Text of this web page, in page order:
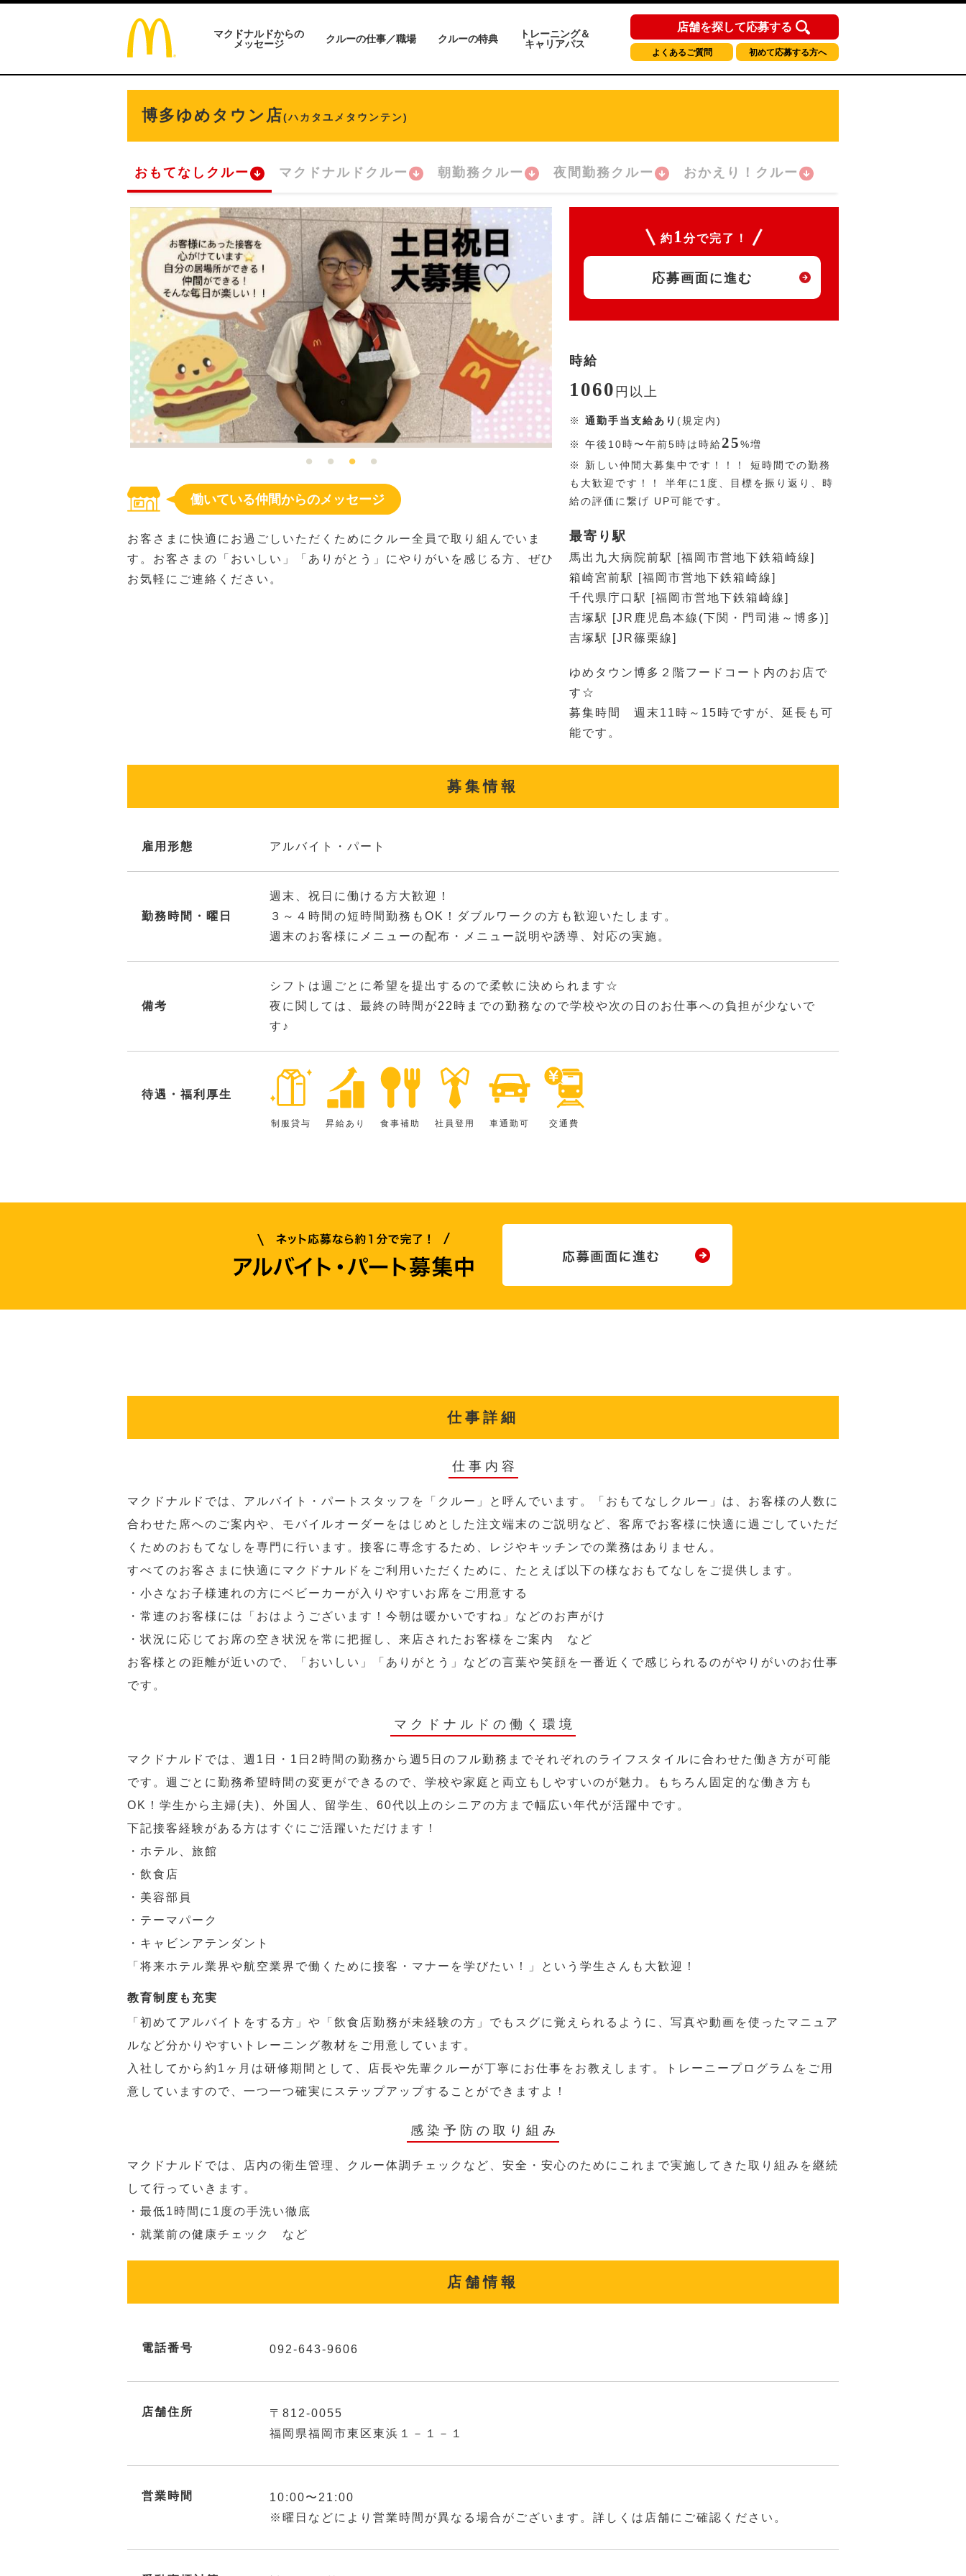
マクドナルドからの
メッセージ
クルーの仕事／職場 クルーの特典
トレーニング＆
キャリアパス
店舗を探して応募する
よくあるご質問 初めて応募する方へ
博多ゆめタウン店(ハカタユメタウンテン)
おもてなしクルー マクドナルドクルー 朝勤務クルー 夜間勤務クルー おかえり！クルー
働いている仲間からのメッセージ
お客さまに快適にお過ごしいただくためにクルー全員で取り組んでいま
す。お客さまの「おいしい」「ありがとう」にやりがいを感じる方、ぜひ
お気軽にご連絡ください。
約 1 分で完了！
応募画面に進む
時給
1060 円 以上
※ 通勤手当支給あり (規定内)
※ 午後10時〜午前5時は時給25%増
※ 新しい仲間大募集中です！！！ 短時間での勤務
も大歓迎です！！ 半年に1度、目標を振り返り、時
給の評価に繋げ UP可能です。
最寄り駅
馬出九大病院前駅 [福岡市営地下鉄箱崎線]
箱崎宮前駅 [福岡市営地下鉄箱崎線]
千代県庁口駅 [福岡市営地下鉄箱崎線]
吉塚駅 [JR鹿児島本線(下関・門司港～博多)]
吉塚駅 [JR篠栗線]
ゆめタウン博多２階フードコート内のお店で
す☆
募集時間 週末11時～15時ですが、延長も可
能です。
募集情報
雇用形態 アルバイト・パート
勤務時間・曜日
週末、祝日に働ける方大歓迎！
３～４時間の短時間勤務もOK！ダブルワークの方も歓迎いたします。
週末のお客様にメニューの配布・メニュー説明や誘導、対応の実施。
備考
シフトは週ごとに希望を提出するので柔軟に決められます☆
夜に関しては、最終の時間が22時までの勤務なので学校や次の日のお仕事への負担が少ないで
す♪
待遇・福利厚生
制服貸与 昇給あり 食事補助 社員登用 車通勤可 交通費
仕事詳細
仕事内容
マクドナルドでは、アルバイト・パートスタッフを「クルー」と呼んでいます。「おもてなしクルー」は、お客様の人数に
合わせた席へのご案内や、モバイルオーダーをはじめとした注文端末のご説明など、客席でお客様に快適に過ごしていただ
くためのおもてなしを専門に行います。接客に専念するため、レジやキッチンでの業務はありません。
すべてのお客さまに快適にマクドナルドをご利用いただくために、たとえば以下の様なおもてなしをご提供します。
・小さなお子様連れの方にベビーカーが入りやすいお席をご用意する
・常連のお客様には「おはようございます！今朝は暖かいですね」などのお声がけ
・状況に応じてお席の空き状況を常に把握し、来店されたお客様をご案内 など
お客様との距離が近いので、「おいしい」「ありがとう」などの言葉や笑顔を一番近くで感じられるのがやりがいのお仕事
です。
マクドナルドの働く環境
マクドナルドでは、週1日・1日2時間の勤務から週5日のフル勤務までそれぞれのライフスタイルに合わせた働き方が可能
です。週ごとに勤務希望時間の変更ができるので、学校や家庭と両立もしやすいのが魅力。もちろん固定的な働き方も
OK！学生から主婦(夫)、外国人、留学生、60代以上のシニアの方まで幅広い年代が活躍中です。
下記接客経験がある方はすぐにご活躍いただけます！
・ホテル、旅館
・飲食店
・美容部員
・テーマパーク
・キャビンアテンダント
「将来ホテル業界や航空業界で働くために接客・マナーを学びたい！」という学生さんも大歓迎！
教育制度も充実
「初めてアルバイトをする方」や「飲食店勤務が未経験の方」でもスグに覚えられるように、写真や動画を使ったマニュア
ルなど分かりやすいトレーニング教材をご用意しています。
入社してから約1ヶ月は研修期間として、店長や先輩クルーが丁寧にお仕事をお教えします。トレーニープログラムをご用
意していますので、一つ一つ確実にステップアップすることができますよ！
感染予防の取り組み
マクドナルドでは、店内の衛生管理、クルー体調チェックなど、安全・安心のためにこれまで実施してきた取り組みを継続
して行っていきます。
・最低1時間に1度の手洗い徹底
・就業前の健康チェック など
店舗情報
電話番号 092-643-9606
店舗住所
〒812-0055
福岡県福岡市東区東浜１－１－１
営業時間
10:00〜21:00
※曜日などにより営業時間が異なる場合がございます。詳しくは店舗にご確認ください。